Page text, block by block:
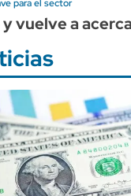
para el sector
vuelve a